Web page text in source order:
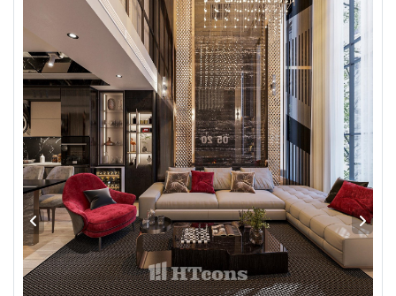
11/04/2025
MÊ MẨN VỚI MẪU THIẾT KẾ NỘI THẤT PHONG CÁCH
FARMHOUSE
Lấy cảm hứng từ những nông trại bình yên nơi miền quê châu